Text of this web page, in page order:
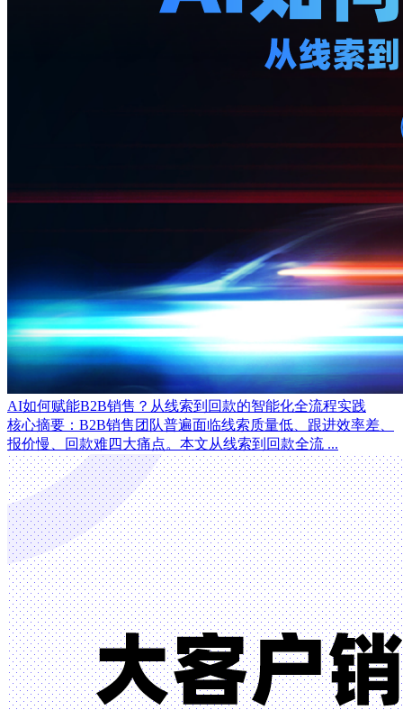
AI如何赋能B2B销售？从线索到回款的智能化全流程实践
核心摘要：B2B销售团队普遍面临线索质量低、跟进效率差、
报价慢、回款难四大痛点。本文从线索到回款全流 ...